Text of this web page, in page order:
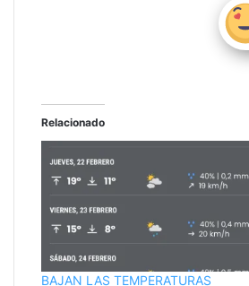
Relacionado
BAJAN LAS TEMPERATURAS